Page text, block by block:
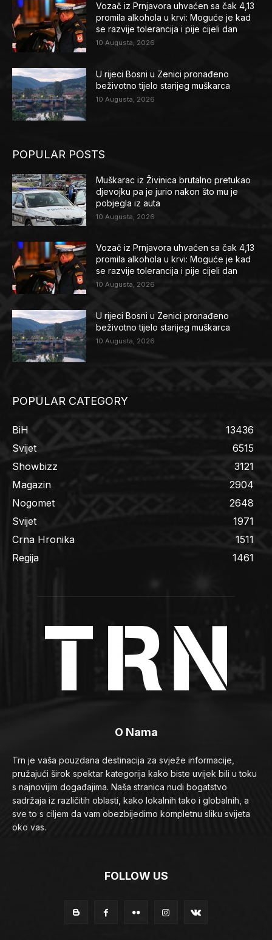
Vozač iz Prnjavora uhvaćen sa čak 4,13
promila alkohola u krvi: Moguće je kad
se razvije tolerancija i pije cijeli dan
10 Augusta, 2026
U rijeci Bosni u Zenici pronađeno
beživotno tijelo starijeg muškarca
10 Augusta, 2026
POPULAR POSTS
Muškarac iz Živinica brutalno pretukao
djevojku pa je jurio nakon što mu je
pobjegla iz auta
10 Augusta, 2026
Vozač iz Prnjavora uhvaćen sa čak 4,13
promila alkohola u krvi: Moguće je kad
se razvije tolerancija i pije cijeli dan
10 Augusta, 2026
U rijeci Bosni u Zenici pronađeno
beživotno tijelo starijeg muškarca
10 Augusta, 2026
POPULAR CATEGORY
BiH
13436
Svijet
6515
Showbizz
3121
Magazin
2904
Nogomet
2648
Svijet
1971
Crna Hronika
1511
Regija
1461
O Nama
Trn je vaša pouzdana destinacija za svježe informacije,
pružajući širok spektar kategorija kako biste uvijek bili u toku
s najnovijim događajima. Naša stranica nudi bogatstvo
sadržaja iz različitih oblasti, kako lokalnih tako i globalnih, a
sve to s ciljem da vam obezbijedimo kompletnu sliku svijeta
oko vas.
FOLLOW US